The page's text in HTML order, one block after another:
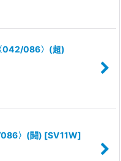
042/086〉(超)
〉(闘) [SV11W]